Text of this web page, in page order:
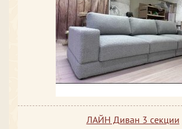
ЛАЙН Диван 3 секции